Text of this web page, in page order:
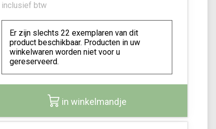
inclusief btw
Er zijn slechts 22 exemplaren van dit
product beschikbaar. Producten in uw
winkelwaren worden niet voor u
gereserveerd.
in winkelmandje